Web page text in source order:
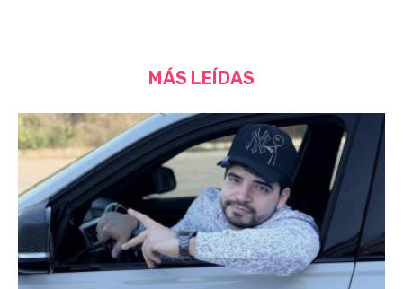
MÁS LEÍDAS